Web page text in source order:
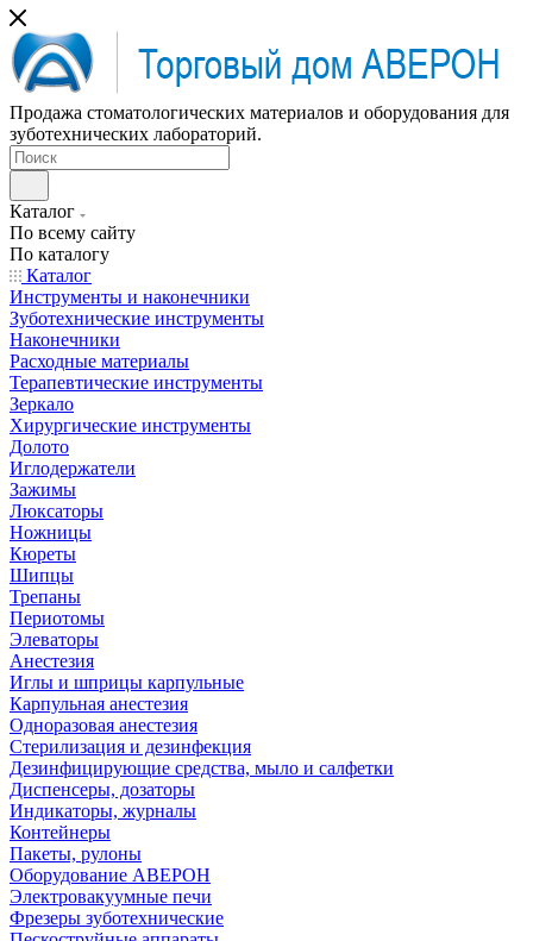
Продажа стоматологических материалов и оборудования для
зуботехнических лабораторий.
Каталог
По всему сайту
По каталогу
Каталог
Инструменты и наконечники
Зуботехнические инструменты
Наконечники
Расходные материалы
Терапевтические инструменты
Зеркало
Хирургические инструменты
Долото
Иглодержатели
Зажимы
Люксаторы
Ножницы
Кюреты
Шипцы
Трепаны
Периотомы
Элеваторы
Анестезия
Иглы и шприцы карпульные
Карпульная анестезия
Одноразовая анестезия
Стерилизация и дезинфекция
Дезинфицирующие средства, мыло и салфетки
Диспенсеры, дозаторы
Индикаторы, журналы
Контейнеры
Пакеты, рулоны
Оборудование АВЕРОН
Электровакуумные печи
Фрезеры зуботехнические